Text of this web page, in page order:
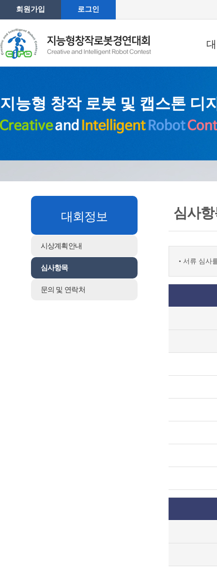
회원가입 로그인
지능형 창작 로봇 및 캡스톤 디
대회정보
시상계획안내
심사항목
문의 및 연락처
심사
• 서류 심사